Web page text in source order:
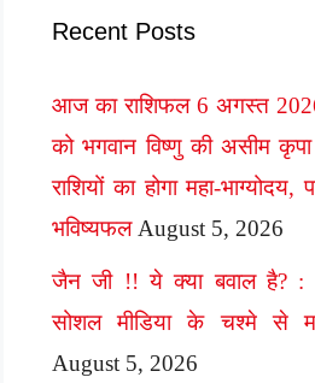
Recent Posts
आज का राशिफल 6 अगस्त
को भगवान विष्णु की असीम
राशियों का होगा महा-भाग्योदय,
भविष्यफल August 5, 2026
जैन जी !! ये क्या बवाल है? :
सोशल मीडिया के चश्मे से
August 5, 2026